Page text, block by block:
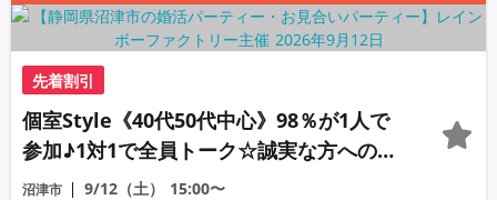
先着割引
個室Style《40代50代中心》98％が1人で
参加♪1対1で全員トーク☆誠実な方への婚
活パーティー
沼津市 9/12（土） 15:00〜